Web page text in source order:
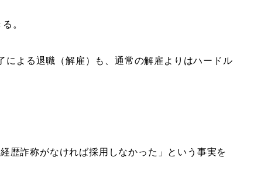
。
よる退職（解雇）も、通常の解雇よりはハードル
歴詐称がなければ採用しなかった」という事実を